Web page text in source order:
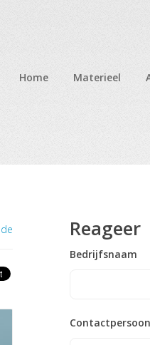
Home Materieel
Reageer
Bedrijfsnaam